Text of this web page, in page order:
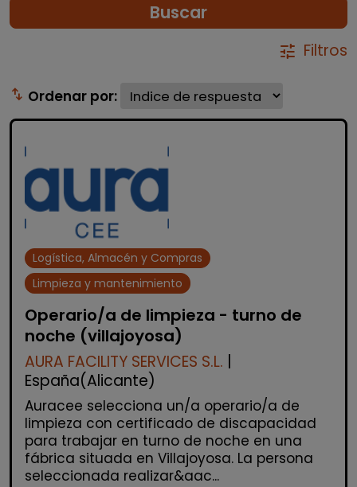
Buscar
tune Filtros
swap_vert Ordenar por:
Logística, Almacén y Compras
Limpieza y mantenimiento
Operario/a de limpieza - turno de
noche (villajoyosa)
AURA FACILITY SERVICES S.L.
España(Alicante)
Auracee selecciona un/a operario/a de
limpieza con certificado de discapacidad
para trabajar en turno de noche en una
fábrica situada en Villajoyosa. La persona
seleccionada realizar&aac...